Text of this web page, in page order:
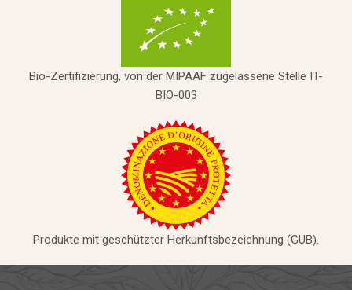
Bio-Zertifizierung, von der MIPAAF zugelassene Stelle IT-
BIO-003
Produkte mit geschützter Herkunftsbezeichnung (GUB).